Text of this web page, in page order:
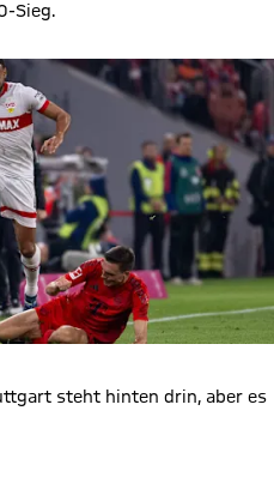
Sieg.
steht hinten drin, aber es